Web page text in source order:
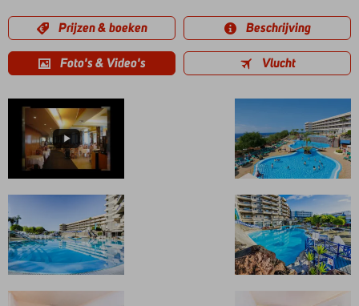
Prijzen & boeken Beschrijving
Foto's & Video's Vlucht